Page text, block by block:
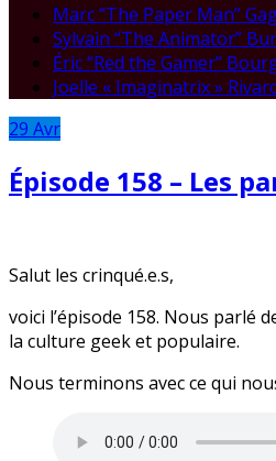
Marc “The Paper Man”
Sylvain “The Animator”
Éric “Red the Gamer”
Joelle « Imaginatrix »
29 Avr
Épisode 158 – Les
Salut les crinqué.e.s,
voici l’épisode 158. Nous parlé
la culture geek et populaire.
Nous terminons avec ce qui